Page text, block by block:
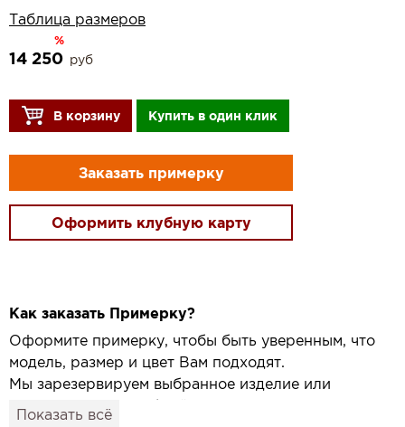
Таблица размеров
%
14 250 руб
В корзину Купить в один клик
Заказать примерку
Оформить клубную карту
Как заказать Примерку?
Оформите примерку, чтобы быть уверенным, что
модель, размер и цвет Вам подходят.
Мы зарезервируем выбранное изделие или
привезём его в удобный для вас салон и
Показать всё